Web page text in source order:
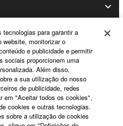
para garantir a
website, monitorizar o
e publicidade e permitir
sociais proporcionem uma
Além disso,
a sua utilização do nosso
de publicidade, redes
em "Aceitar todos os cookies",
cookies e outras tecnologias.
sobre a utilização de cookies